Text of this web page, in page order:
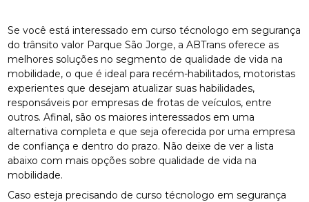
Se você está interessado em curso técnologo em segurança
do trânsito valor Parque São Jorge, a ABTrans oferece as
melhores soluções no segmento de qualidade de vida na
mobilidade, o que é ideal para recém-habilitados, motoristas
experientes que desejam atualizar suas habilidades,
responsáveis por empresas de frotas de veículos, entre
outros. Afinal, são os maiores interessados em uma
alternativa completa e que seja oferecida por uma empresa
de confiança e dentro do prazo. Não deixe de ver a lista
abaixo com mais opções sobre qualidade de vida na
mobilidade.
Caso esteja precisando de curso técnologo em segurança